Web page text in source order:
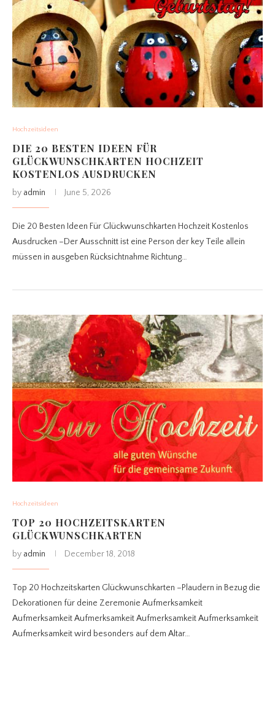
Hochzeitsideen
DIE 20 BESTEN IDEEN FÜR
GLÜCKWUNSCHKARTEN HOCHZEIT
KOSTENLOS AUSDRUCKEN
by admin June 5, 2026
Die 20 Besten Ideen Für Glückwunschkarten Hochzeit Kostenlos
Ausdrucken –Der Ausschnitt ist eine Person der key Teile allein
müssen in ausgeben Rücksichtnahme Richtung…
Hochzeitsideen
TOP 20 HOCHZEITSKARTEN
GLÜCKWUNSCHKARTEN
by admin December 18, 2018
Top 20 Hochzeitskarten Glückwunschkarten –Plaudern in Bezug die
Dekorationen für deine Zeremonie Aufmerksamkeit
Aufmerksamkeit Aufmerksamkeit Aufmerksamkeit Aufmerksamkeit
Aufmerksamkeit wird besonders auf dem Altar…